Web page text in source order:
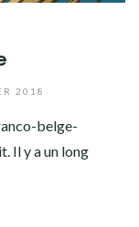
2018
belge-
Il y a un long